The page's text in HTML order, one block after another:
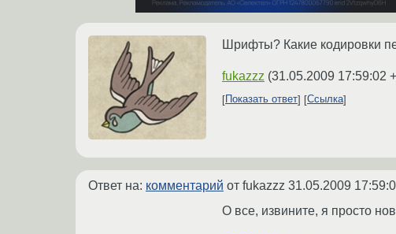
Шрифты? Какие кодировки
fukazzz (31.05.2009 17:59:02
Показать ответ Ссылка
Ответ на: комментарий от fukazzz 31.05.2009
О все, извините, я просто